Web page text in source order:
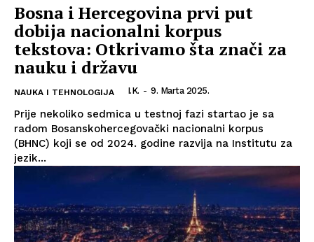
Bosna i Hercegovina prvi put
dobija nacionalni korpus
tekstova: Otkrivamo šta znači za
nauku i državu
NAUKA I TEHNOLOGIJA I.K. - 9. Marta 2025.
Prije nekoliko sedmica u testnoj fazi startao je sa
radom Bosanskohercegovački nacionalni korpus
(BHNC) koji se od 2024. godine razvija na Institutu za
jezik...